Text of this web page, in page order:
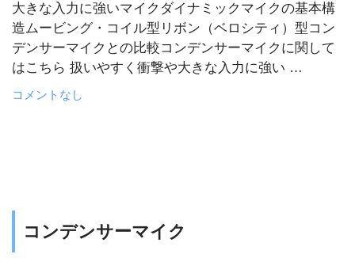
大きな入力に強いマイクダイナミックマイクの基本構
造ムービング・コイル型リボン（ベロシティ）型コン
デンサーマイクとの比較コンデンサーマイクに関して
はこちら 扱いやすく衝撃や大きな入力に強い …
コメントなし
コンデンサーマイク